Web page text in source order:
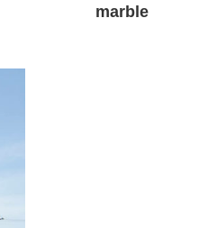
marble